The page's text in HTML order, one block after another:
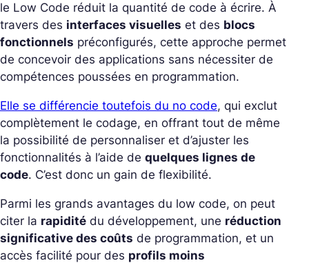
le Low Code réduit la quantité de code à écrire. À
travers des interfaces visuelles et des blocs
fonctionnels préconfigurés, cette approche permet
de concevoir des applications sans nécessiter de
compétences poussées en programmation.
Elle se différencie toutefois du no code, qui exclut
complètement le codage, en offrant tout de même
la possibilité de personnaliser et d’ajuster les
fonctionnalités à l’aide de quelques lignes de
code. C’est donc un gain de flexibilité.
Parmi les grands avantages du low code, on peut
citer la rapidité du développement, une réduction
significative des coûts de programmation, et un
accès facilité pour des profils moins